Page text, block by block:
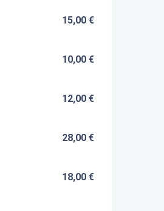
15,00 €
10,00 €
12,00 €
28,00 €
18,00 €